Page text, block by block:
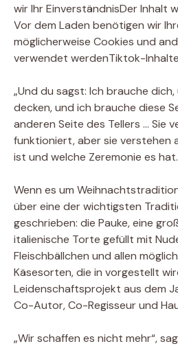
wir Ihr EinverständnisDer Inhalt
Vor dem Laden benötigen wir
möglicherweise Cookies und
verwendet werdenTiktok-
„Und du sagst: Ich brauche
decken, und ich brauche diese
anderen Seite des Tellers … Sie
funktioniert, aber sie verstehen
ist und welche Zeremonie es
Wenn es um
über eine der wichtigsten
geschrieben: die Pauke, eine
italienische Torte gefüllt mit
Fleischbällchen und allen
Käsesorten, die in vorgestellt
Leidenschaftsprojekt aus dem
Co-Autor, Co-Regisseur und
„Wir schaffen es nicht mehr“,